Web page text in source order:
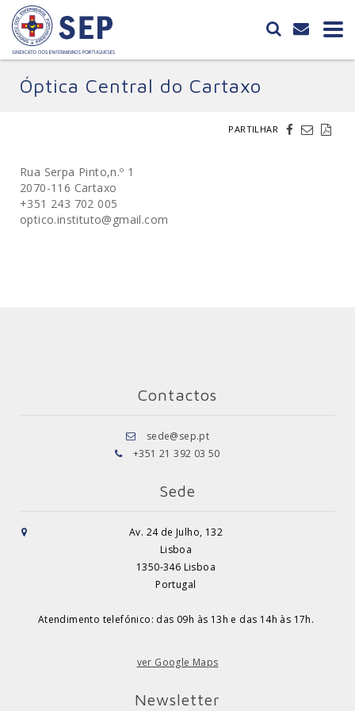
Óptica Central do Cartaxo
PARTILHAR
Rua Serpa Pinto,n.º 1
2070-116 Cartaxo
+351 243 702 005
optico.instituto@gmail.com
Contactos
sede@sep.pt
+351 21 392 03 50
Sede
Av. 24 de Julho, 132
Lisboa
1350-346 Lisboa
Portugal
Atendimento telefónico: das 09h às 13h e das 14h às 17h.
ver Google Maps
Newsletter